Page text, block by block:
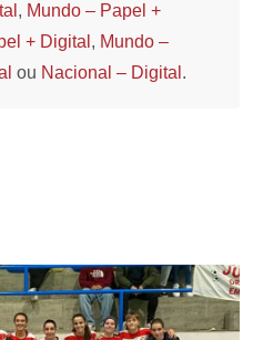
, Mundo – Papel +
+ Digital , Mundo –
ou Nacional – Digital .